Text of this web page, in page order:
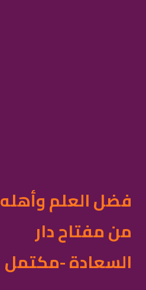
فضل العلم وأهله
من مفتاح دار
السعادة -مكتمل